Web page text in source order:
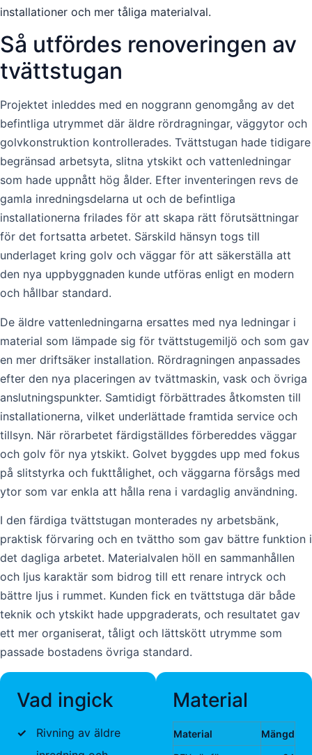
installationer och mer tåliga materialval.
Så utfördes renoveringen av
tvättstugan
Projektet inleddes med en noggrann genomgång av det
befintliga utrymmet där äldre rördragningar, väggytor och
golvkonstruktion kontrollerades. Tvättstugan hade tidigare
begränsad arbetsyta, slitna ytskikt och vattenledningar
som hade uppnått hög ålder. Efter inventeringen revs de
gamla inredningsdelarna ut och de befintliga
installationerna frilades för att skapa rätt förutsättningar
för det fortsatta arbetet. Särskild hänsyn togs till
underlaget kring golv och väggar för att säkerställa att
den nya uppbyggnaden kunde utföras enligt en modern
och hållbar standard.
De äldre vattenledningarna ersattes med nya ledningar i
material som lämpade sig för tvättstugemiljö och som gav
en mer driftsäker installation. Rördragningen anpassades
efter den nya placeringen av tvättmaskin, vask och övriga
anslutningspunkter. Samtidigt förbättrades åtkomsten till
installationerna, vilket underlättade framtida service och
tillsyn. När rörarbetet färdigställdes förbereddes väggar
och golv för nya ytskikt. Golvet byggdes upp med fokus
på slitstyrka och fukttålighet, och väggarna försågs med
ytor som var enkla att hålla rena i vardaglig användning.
I den färdiga tvättstugan monterades ny arbetsbänk,
praktisk förvaring och en tvättho som gav bättre funktion i
det dagliga arbetet. Materialvalen höll en sammanhållen
och ljus karaktär som bidrog till ett renare intryck och
bättre ljus i rummet. Kunden fick en tvättstuga där både
teknik och ytskikt hade uppgraderats, och resultatet gav
ett mer organiserat, tåligt och lättskött utrymme som
passade bostadens övriga standard.
Vad ingick
✓
Rivning av äldre
Material
Material
Mängd